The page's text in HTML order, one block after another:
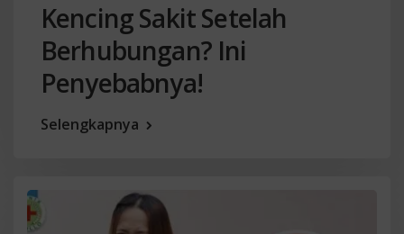
Kencing Sakit Setelah
Berhubungan? Ini
Penyebabnya!
Selengkapnya